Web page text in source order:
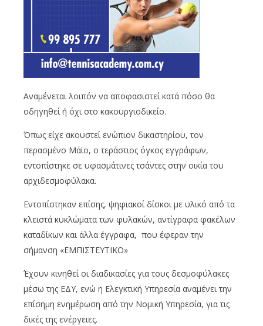
Αναμένεται λοιπόν να αποφασιστεί κατά πόσο θα
οδηγηθεί ή όχι στο κακουργιοδικείο.
Όπως είχε ακουστεί ενώπιον δικαστηρίου, τον
περασμένο Μάϊο, ο τεράστιος όγκος εγγράφων,
εντοπίστηκε σε υφασμάτινες τσάντες στην οικία του
αρχιδεσμοφύλακα.
Εντοπίστηκαν επίσης, ψηφιακοί δίσκοι με υλικό από τα
κλειστά κυκλώματα των φυλακών, αντίγραφα φακέλων
καταδίκων και άλλα έγγραφα, που έφεραν την
σήμανση «ΕΜΠΙΣΤΕΥΤΙΚΟ»
Έχουν κινηθεί οι διαδικασίες για τους δεσμοφύλακες
μέσω της ΕΔΥ, ενώ η Ελεγκτική Υπηρεσία αναμένει την
επίσημη ενημέρωση από την Νομική Υπηρεσία, για τις
δικές της ενέργειες.